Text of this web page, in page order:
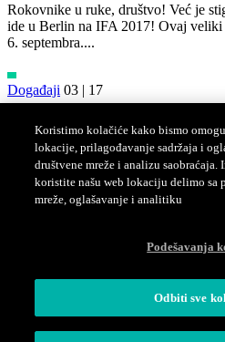
Rokovnike u ruke, društvo! Već je
ide u Berlin na IFA 2017! Ovaj veliki
6. septembra....
Događaji 03 | 17
MERCI!
Wiko @ MWC na slici U velikom
štandu na MWC 2017, i došli da
visokog kvaliteta. Tokom...
Koristimo kolačiće kako bismo
lokacije, prilagođavanje sadržaja i
društvene mreže i analizu saobraćaja.
koristite našu web lokaciju delimo sa
mreže, oglašavanje i analitiku
Podešavanja
Odbiti sve